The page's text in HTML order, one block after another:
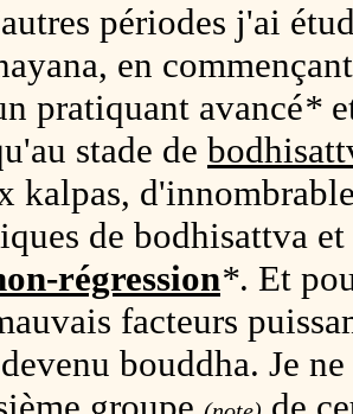
périodes j'ai
en
pratiquant avancé*
stade de
kalpas,
de bodhisattva
régression*. Et
facteurs
bouddha. Je